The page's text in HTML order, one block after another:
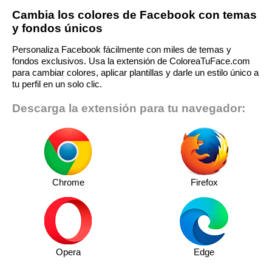
Cambia los colores de Facebook con temas
y fondos únicos
Personaliza Facebook fácilmente con miles de temas y
fondos exclusivos. Usa la extensión de ColoreaTuFace.com
para cambiar colores, aplicar plantillas y darle un estilo único a
tu perfil en un solo clic.
Descarga la extensión para tu navegador:
Chrome Firefox
Opera Edge